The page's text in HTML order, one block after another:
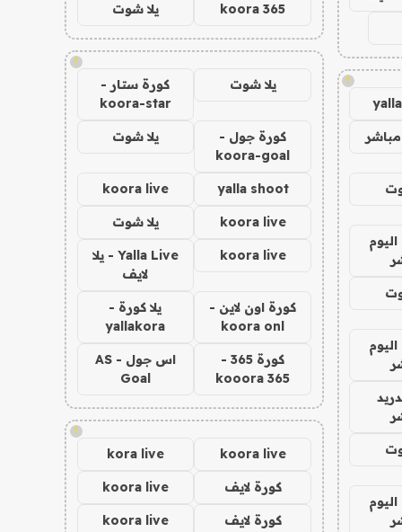
!
koora 365 يلا شوت
!
يلا شوت
كورة ستار -
koora-star
كورة جول -
koora-goal
يلا شوت
yalla shoot
koora live
koora live يلا شوت
koora live
Yalla Live - يلا
لايف
كورة اون لاين -
koora onl
يلا كورة -
yallakora
كورة 365 -
kooora 365
اس جول - AS
Goal
!
koora live
kora live
كورة لايف koora live
كورة لايف koora live